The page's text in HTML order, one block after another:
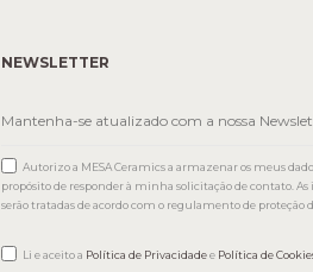
NEWSLETTER
Autorizo a MESA Ceramics a armazenar os meus
propósito de responder à minha solicitação de contato.
serão tratadas de acordo com o regulamento de proteção
Li e aceito a Política de Privacidadee Política de